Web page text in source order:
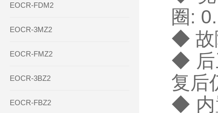
EOCR-FDM2
EOCR-3MZ2
EOCR-FMZ2
EOCR-3BZ2
EOCR-FBZ2
圈:
◆ 故
◆ 后
复后
◆ 内